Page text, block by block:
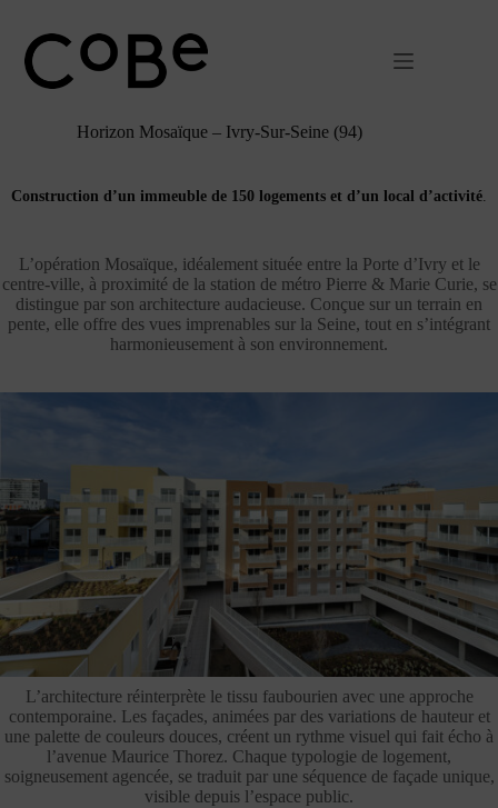
contenu
Horizon Mosaïque – Ivry-Sur-Seine (94)
Construction d’un immeuble de 150 logements et d’un local d’activité
L’opération Mosaïque, idéalement située entre la Porte d’Ivry et le
centre-ville, à proximité de la station de métro Pierre & Marie Curie, se
distingue par son architecture audacieuse. Conçue sur un terrain en
pente, elle offre des vues imprenables sur la Seine, tout en s’intégrant
harmonieusement à son environnement.
L’architecture réinterprète le tissu faubourien avec une approche
contemporaine. Les façades, animées par des variations de hauteur et
une palette de couleurs douces, créent un rythme visuel qui fait écho à
l’avenue Maurice Thorez. Chaque typologie de logement,
soigneusement agencée, se traduit par une séquence de façade unique,
visible depuis l’espace public.